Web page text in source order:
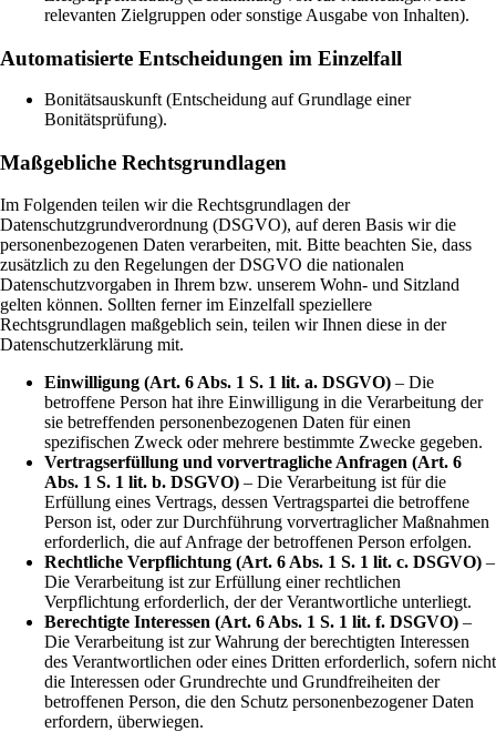
relevanten Zielgruppen oder sonstige Ausgabe von Inhalten).
Automatisierte Entscheidungen im Einzelfall
Bonitätsauskunft (Entscheidung auf Grundlage einer
Bonitätsprüfung).
Maßgebliche Rechtsgrundlagen
Im Folgenden teilen wir die Rechtsgrundlagen der
Datenschutzgrundverordnung (DSGVO), auf deren Basis wir die
personenbezogenen Daten verarbeiten, mit. Bitte beachten Sie, dass
zusätzlich zu den Regelungen der DSGVO die nationalen
Datenschutzvorgaben in Ihrem bzw. unserem Wohn- und Sitzland
gelten können. Sollten ferner im Einzelfall speziellere
Rechtsgrundlagen maßgeblich sein, teilen wir Ihnen diese in der
Datenschutzerklärung mit.
Einwilligung (Art. 6 Abs. 1 S. 1 lit. a. DSGVO) – Die
betroffene Person hat ihre Einwilligung in die Verarbeitung der
sie betreffenden personenbezogenen Daten für einen
spezifischen Zweck oder mehrere bestimmte Zwecke gegeben.
Vertragserfüllung und vorvertragliche Anfragen (Art. 6
Abs. 1 S. 1 lit. b. DSGVO) – Die Verarbeitung ist für die
Erfüllung eines Vertrags, dessen Vertragspartei die betroffene
Person ist, oder zur Durchführung vorvertraglicher Maßnahmen
erforderlich, die auf Anfrage der betroffenen Person erfolgen.
Rechtliche Verpflichtung (Art. 6 Abs. 1 S. 1 lit. c. DSGVO) –
Die Verarbeitung ist zur Erfüllung einer rechtlichen
Verpflichtung erforderlich, der der Verantwortliche unterliegt.
Berechtigte Interessen (Art. 6 Abs. 1 S. 1 lit. f. DSGVO) –
Die Verarbeitung ist zur Wahrung der berechtigten Interessen
des Verantwortlichen oder eines Dritten erforderlich, sofern nicht
die Interessen oder Grundrechte und Grundfreiheiten der
betroffenen Person, die den Schutz personenbezogener Daten
erfordern, überwiegen.